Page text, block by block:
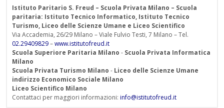
Istituto Paritario S. Freud – Scuola Privata Milano – Scuola
paritaria: Istituto Tecnico Informatico, Istituto Tecnico
Turismo, Liceo delle Scienze Umane e Liceo Scientifico
Via Accademia, 26/29 Milano – Viale Fulvio Testi, 7 Milano – Tel.
02.29409829–www.istitutofreud.it
Scuola Superiore Paritaria Milano - Scuola Privata Informatica
Milano
Scuola Privata Turismo Milano - Liceo delle Scienze Umane
indirizzo Economico Sociale Milano
Liceo Scientifico Milano
Contattaci per maggiori informazioni: info@istitutofreud.it